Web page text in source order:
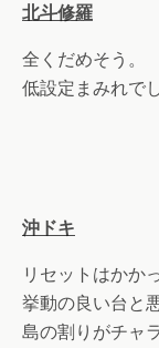
北斗修羅
全くだめそう。
低設定まみれで
沖ドキ
リセットはかか
挙動の良い台と
島の割りがチャ